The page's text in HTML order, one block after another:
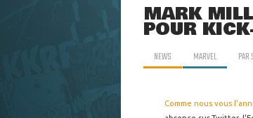
MARK
POUR
NEWS MARVEL PAR
Comme nous vous